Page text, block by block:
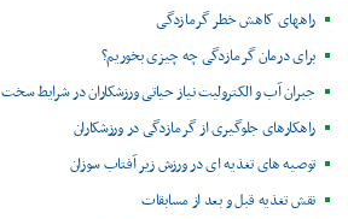
راههای کاهش خطر گرمازدگی
برای درمان گرمازدگی چه چیزی بخوریم؟
جبران آب و الکترولیت نیاز حیاتی ورزشکاران در شرایط سخت
راهکارهای جلوگیری از گرمازدگی در ورزشکاران
توصیه های تغذیه ای در ورزش زیر آفتاب سوزان
نقش تغذیه قبل و بعد از مسابقات